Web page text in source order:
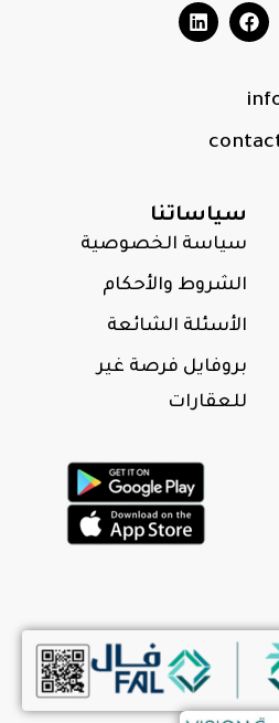
سياساتنا
سياسة الخصوصية
الشروط والأحكام
الأسئلة الشائعة
بروفايل فرصة غير
للعقارات